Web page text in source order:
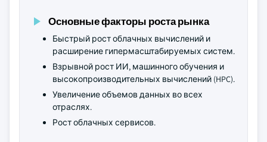
Основные факторы роста рынка
Быстрый рост облачных вычислений и
расширение гипермасштабируемых систем.
Взрывной рост ИИ, машинного обучения и
высокопроизводительных вычислений (HPC).
Увеличение объемов данных во всех
отраслях.
Рост облачных сервисов.